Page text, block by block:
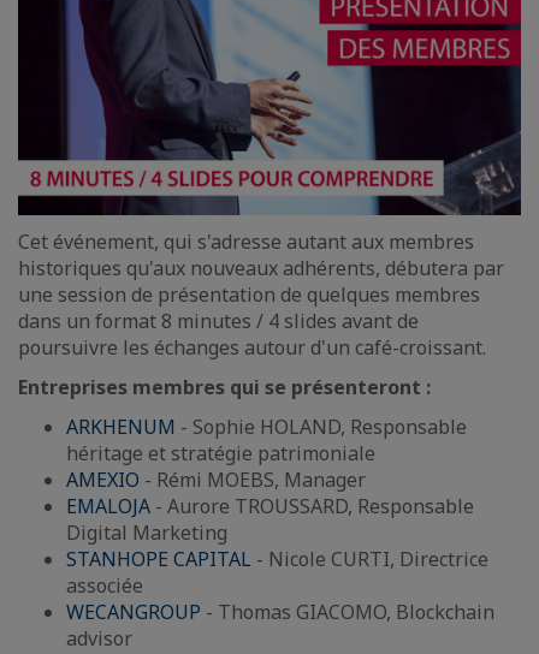
Cet événement, qui s'adresse autant aux membres
historiques qu'aux nouveaux adhérents, débutera par
une session de présentation de quelques membres
dans un format 8 minutes / 4 slides avant de
poursuivre les échanges autour d'un café-croissant.
Entreprises membres qui se présenteront :
ARKHENUM - Sophie HOLAND, Responsable
héritage et stratégie patrimoniale
AMEXIO - Rémi MOEBS, Manager
EMALOJA - Aurore TROUSSARD, Responsable
Digital Marketing
STANHOPE CAPITAL - Nicole CURTI, Directrice
associée
WECANGROUP - Thomas GIACOMO, Blockchain
advisor